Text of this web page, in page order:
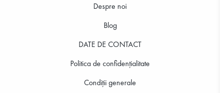
Despre noi
Blog
DATE DE CONTACT
Politica de confidenţialitate
Condiții generale